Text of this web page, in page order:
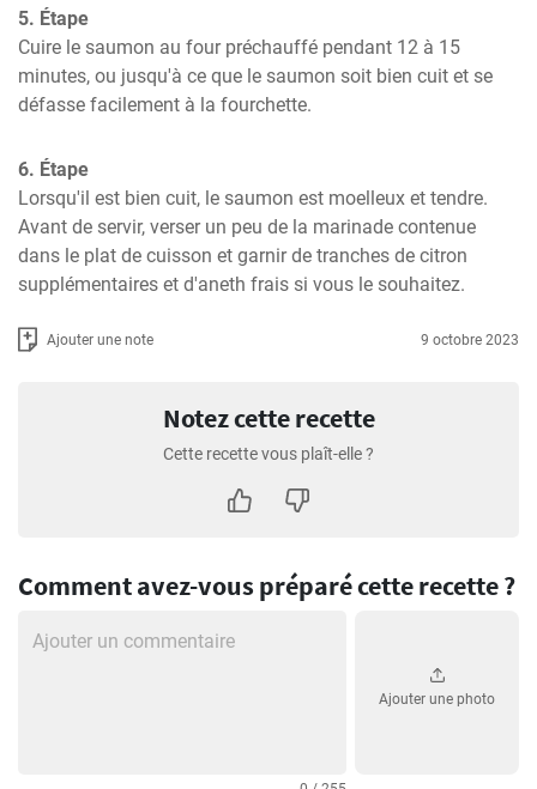
5. Étape
Cuire le saumon au four préchauffé pendant 12 à 15
minutes, ou jusqu'à ce que le saumon soit bien cuit et se
défasse facilement à la fourchette.
6. Étape
Lorsqu'il est bien cuit, le saumon est moelleux et tendre.
Avant de servir, verser un peu de la marinade contenue
dans le plat de cuisson et garnir de tranches de citron
supplémentaires et d'aneth frais si vous le souhaitez.
Ajouter une note 9 octobre 2023
Notez cette recette
Cette recette vous plaît-elle ?
Comment avez-vous préparé cette recette ?
Ajouter une photo